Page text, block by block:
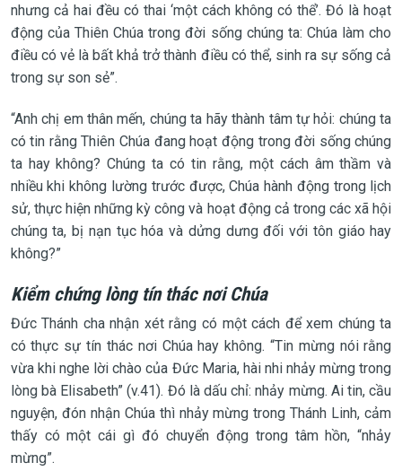
nhưng cả hai đều có thai ‘một cách không có thể’. Đó là hoạt
động của Thiên Chúa trong đời sống chúng ta: Chúa làm cho
điều có vẻ là bất khả trở thành điều có thể, sinh ra sự sống cả
trong sự son sẻ”.
“Anh chị em thân mến, chúng ta hãy thành tâm tự hỏi: chúng ta
có tin rằng Thiên Chúa đang hoạt động trong đời sống chúng
ta hay không? Chúng ta có tin rằng, một cách âm thầm và
nhiều khi không lường trước được, Chúa hành động trong lịch
sử, thực hiện những kỳ công và hoạt động cả trong các xã hội
chúng ta, bị nạn tục hóa và dửng dưng đối với tôn giáo hay
không?”
Kiểm chứng lòng tín thác nơi Chúa
Đức Thánh cha nhận xét rằng có một cách để xem chúng ta
có thực sự tín thác nơi Chúa hay không. “Tin mừng nói rằng
vừa khi nghe lời chào của Đức Maria, hài nhi nhảy mừng trong
lòng bà Elisabeth” (v.41). Đó là dấu chỉ: nhảy mừng. Ai tin, cầu
nguyện, đón nhận Chúa thì nhảy mừng trong Thánh Linh, cảm
thấy có một cái gì đó chuyển động trong tâm hồn, “nhảy
mừng”.